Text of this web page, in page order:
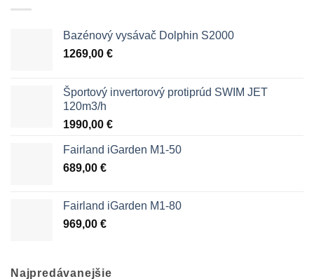
Bazénový vysávač Dolphin S2000
1269,00 €
Športový invertorový protiprúd SWIM JET
120m3/h
1990,00 €
Fairland iGarden M1-50
689,00 €
Fairland iGarden M1-80
969,00 €
Najpredávanejšie